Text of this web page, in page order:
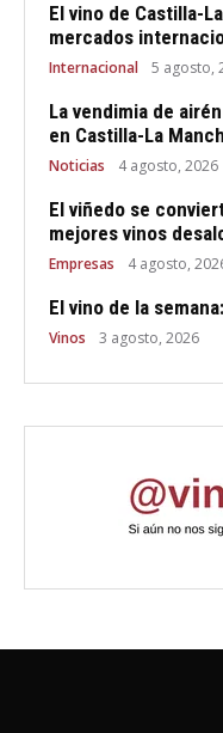
El vino de Castilla-
mercados
Internacional 5 agosto,
La vendimia de
en Castilla-La
Noticias 4 agosto, 2026
El viñedo se
mejores vinos
Empresas 4 agosto,
El vino de la
Vinos 3 agosto, 2026